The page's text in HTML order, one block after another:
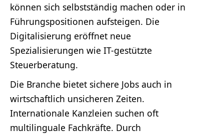
können sich selbstständig machen oder in
Führungspositionen aufsteigen. Die
Digitalisierung eröffnet neue
Spezialisierungen wie IT-gestützte
Steuerberatung.
Die Branche bietet sichere Jobs auch in
wirtschaftlich unsicheren Zeiten.
Internationale Kanzleien suchen oft
multilinguale Fachkräfte. Durch